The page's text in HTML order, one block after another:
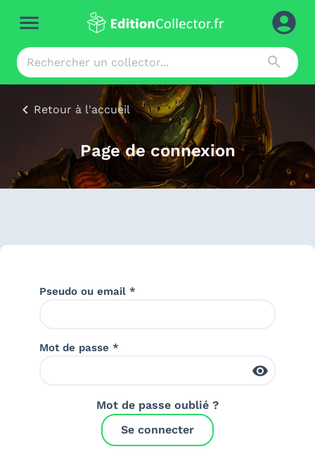
Retour à l'accueil
Page de connexion
Pseudo ou email *
Mot de passe *
Mot de passe oublié ?
Se connecter